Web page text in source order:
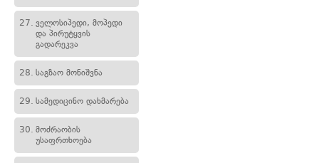
27. ველოსიპედი, მოპედი
და პირუტყვის
გადარეკვა
28. საგზაო მონიშვნა
29. სამედიცინო დახმარება
30. მოძრაობის
უსაფრთხოება